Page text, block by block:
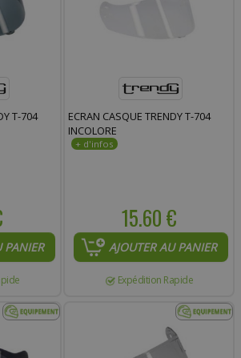
T-704
PANIER
ECRAN CASQUE TRENDY T-704
INCOLORE
15.60 €
AJOUTER AU PANIER
Expédition Rapide